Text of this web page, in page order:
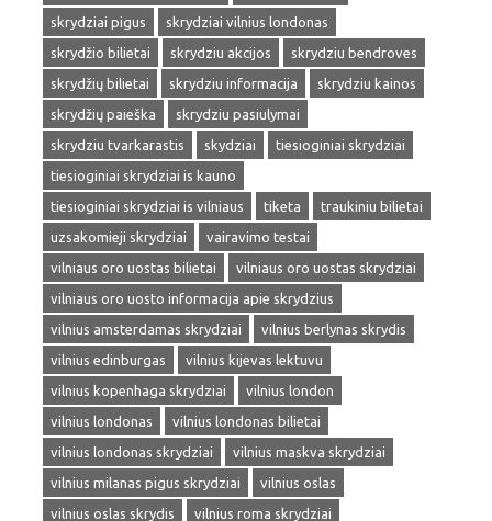
skrydziai pigus
skrydziai vilnius londonas
skrydžio bilietai
skrydziu akcijos
skrydziu bendroves
skrydžių bilietai
skrydziu informacija
skrydziu kainos
skrydžių paieška
skrydziu pasiulymai
skrydziu tvarkarastis
skydziai
tiesioginiai skrydziai
tiesioginiai skrydziai is kauno
tiesioginiai skrydziai is vilniaus
tiketa
traukiniu bilietai
uzsakomieji skrydziai
vairavimo testai
vilniaus oro uostas bilietai
vilniaus oro uostas skrydziai
vilniaus oro uosto informacija apie skrydzius
vilnius amsterdamas skrydziai
vilnius berlynas skrydis
vilnius edinburgas
vilnius kijevas lektuvu
vilnius kopenhaga skrydziai
vilnius london
vilnius londonas
vilnius londonas bilietai
vilnius londonas skrydziai
vilnius maskva skrydziai
vilnius milanas pigus skrydziai
vilnius oslas
vilnius oslas skrydis
vilnius roma skrydziai